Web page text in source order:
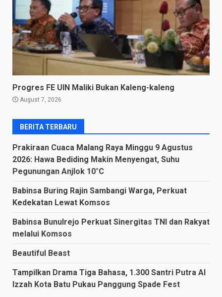
Progres FE UIN Maliki Bukan Kaleng-kaleng
August 7, 2026
BERITA TERBARU
Prakiraan Cuaca Malang Raya Minggu 9 Agustus
2026: Hawa Bediding Makin Menyengat, Suhu
Pegunungan Anjlok 10°C
Babinsa Buring Rajin Sambangi Warga, Perkuat
Kedekatan Lewat Komsos
Babinsa Bunulrejo Perkuat Sinergitas TNI dan Rakyat
melalui Komsos
Beautiful Beast
Tampilkan Drama Tiga Bahasa, 1.300 Santri Putra Al
Izzah Kota Batu Pukau Panggung Spade Fest